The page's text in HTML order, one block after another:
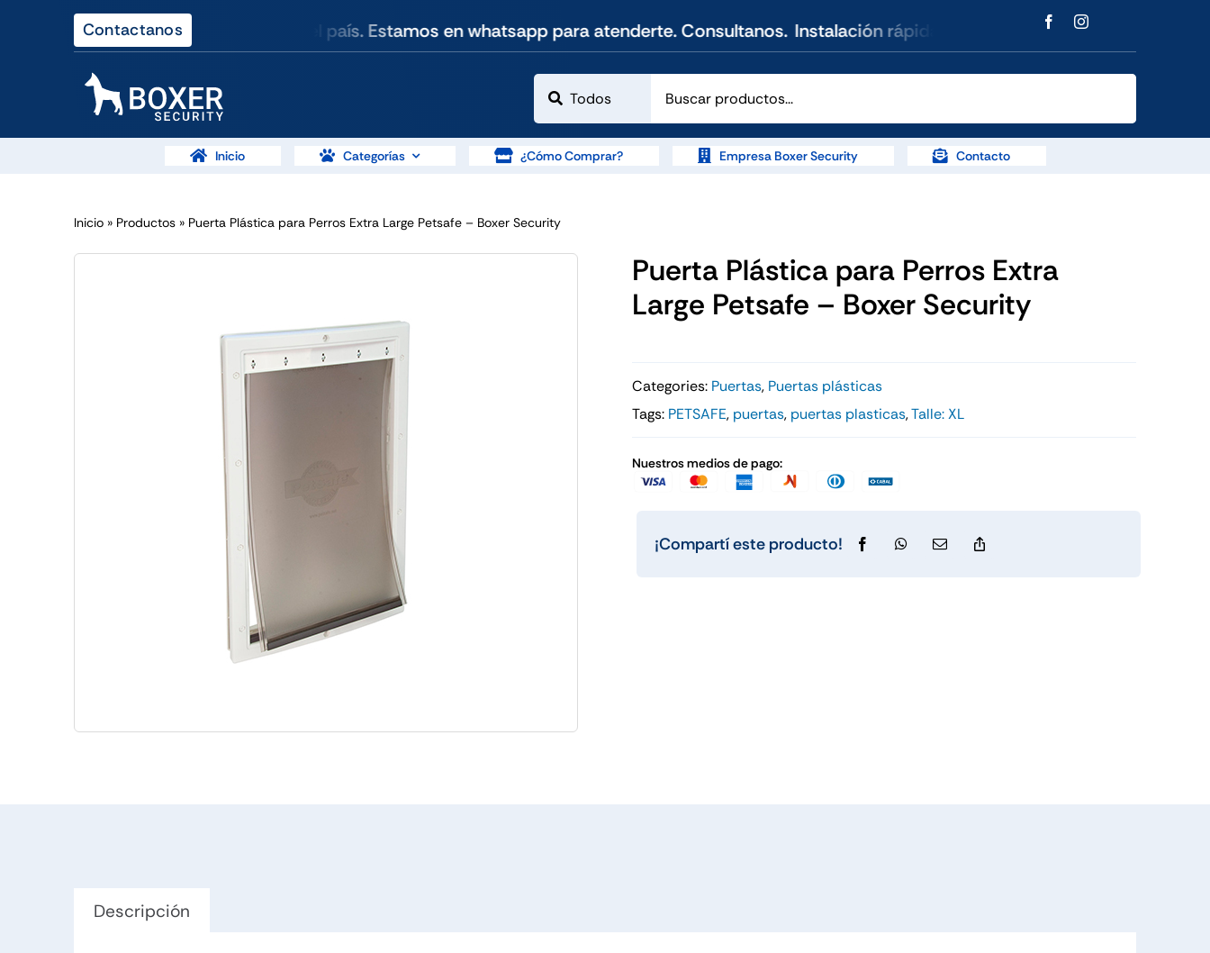
Contactanos
rápida y soporte en todo el país. Estamos en whatsapp para atenderte. Consultanos. Instalación rápida y soporte en todo el país. Estamos
Inicio Categorías ¿Cómo Comprar? Empresa Boxer Security Contacto
Inicio » Productos » Puerta Plástica para Perros Extra Large Petsafe – Boxer Security
Puerta Plástica para Perros Extra
Large Petsafe – Boxer Security
Categories: Puertas, Puertas plásticas
Tags: PETSAFE, puertas, puertas plasticas,Talle: XL
Nuestros medios de pago:
¡Compartí este producto!
Descripción